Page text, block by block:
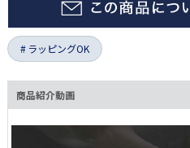
ラッピングOK
商品紹介動画